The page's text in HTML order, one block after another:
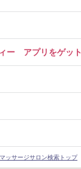
ー アプリをゲット
ッサージサロン検索トップ